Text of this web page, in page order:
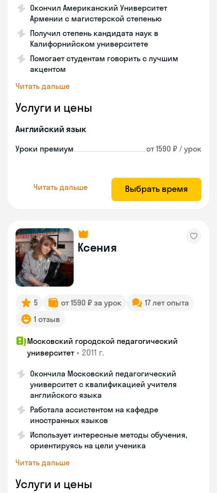
Окончил Американский Университет
Армении с магистерской степенью
Получил степень кандидата наук в
Калифорнийском университете
Помогает студентам говорить с лучшим
акцентом
Читать дальше
Услуги и цены
Английский язык
Уроки премиум от 1590 ₽ / урок
Читать дальше Выбрать время
Ксения
5 от 1590 ₽ за урок
17 лет опыта
1 отзыв
Московский городской педагогический
университет • 2011 г.
Окончила Московский педагогический
университет с квалификацией учителя
английского языка
Работала ассистентом на кафедре
иностранных языков
Использует интересные методы обучения,
ориентируясь на цели ученика
Читать дальше
Услуги и цены